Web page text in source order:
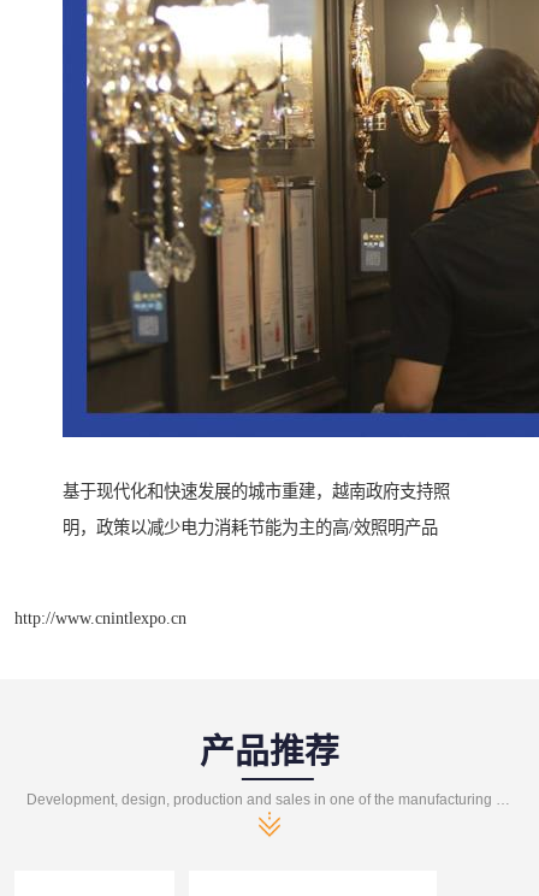
基于现代化和快速发展的城市重建，越南政府支持照
明，政策以减少电力消耗节能为主的高/效照明产品
http://www.cnintlexpo.cn
产品推荐